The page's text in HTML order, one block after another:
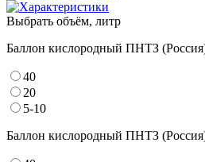
Выбрать объём, литр
Баллон кислородный ПНТЗ
40
20
5-10
Баллон кислородный ПНТЗ